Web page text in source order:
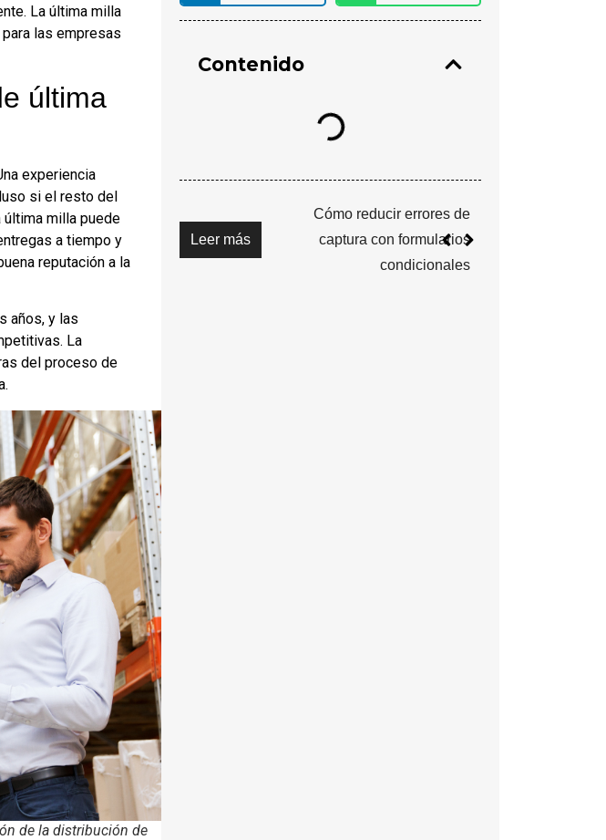
La última milla
las empresas
última
experiencia
si el resto del
milla puede
a tiempo y
reputación a la
años, y las
La
del proceso de
de la distribución de
Contenido
Leer más
cuándo usar cada una